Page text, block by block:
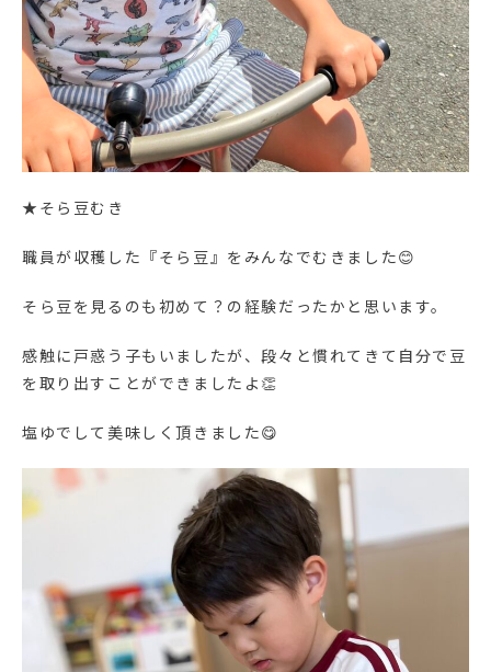
★そら豆むき
職員が収穫した『そら豆』をみんなでむきました😊
そら豆を見るのも初めて？の経験だったかと思います。
感触に戸惑う子もいましたが、段々と慣れてきて自分で豆
を取り出すことができましたよ👏
塩ゆでして美味しく頂きました😋